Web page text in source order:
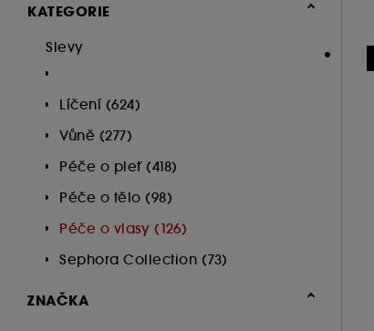
KATEGORIE
Slevy
Líčení (624)
Vůně (277)
Péče o pleť (418)
Péče o tělo (98)
Péče o vlasy (126)
Sephora Collection (73)
ZNAČKA